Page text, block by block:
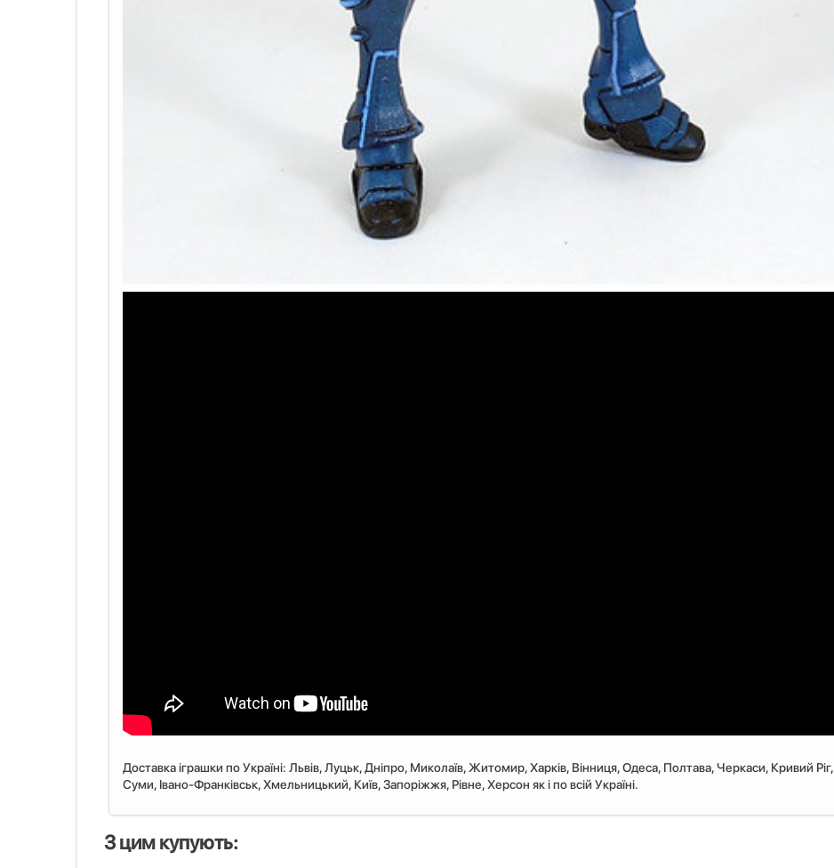
Доставка іграшки по Україні: Львiв, Луцьк, Дніпро, Миколаїв, Житомир, Харків, Вінниця, Одеса, Полтава, Черкаси, Кривий Ріг,
Суми, Івано-Франківськ, Хмельницький, Київ, Запоріжжя, Рівне, Херсон як і по всій Україні.
З цим купують: